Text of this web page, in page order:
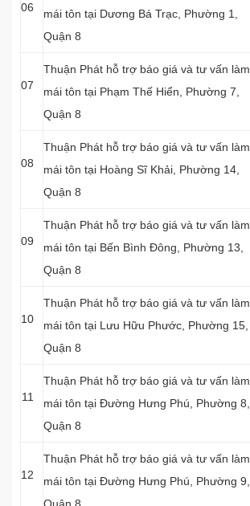
06
mái tôn tại Dương Bá Trạc, Phường 1,
Quận 8
07
Thuận Phát hỗ trợ báo giá và tư vấn làm
mái tôn tại Phạm Thế Hiển, Phường 7,
Quận 8
08
Thuận Phát hỗ trợ báo giá và tư vấn làm
mái tôn tại Hoàng Sĩ Khải, Phường 14,
Quận 8
09
Thuận Phát hỗ trợ báo giá và tư vấn làm
mái tôn tại Bến Bình Đông, Phường 13,
Quận 8
10
Thuận Phát hỗ trợ báo giá và tư vấn làm
mái tôn tại Lưu Hữu Phước, Phường 15,
Quận 8
11
Thuận Phát hỗ trợ báo giá và tư vấn làm
mái tôn tại Đường Hưng Phú, Phường 8,
Quận 8
12
Thuận Phát hỗ trợ báo giá và tư vấn làm
mái tôn tại Đường Hưng Phú, Phường 9,